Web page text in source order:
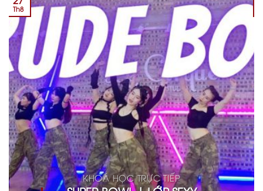
KHOÁ HỌC TRỰC TIẾP
Th8